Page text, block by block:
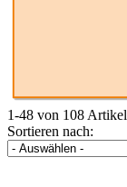
1-48 von 108 Artikel
Sortieren nach: